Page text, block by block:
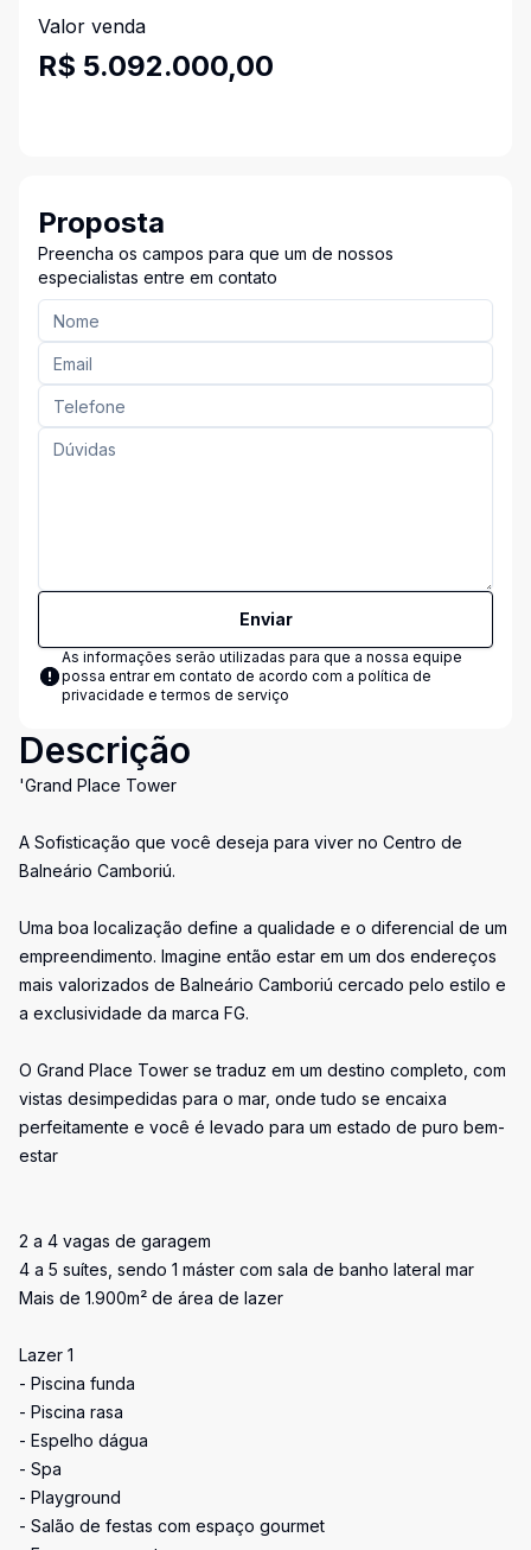
Valor venda
R$ 5.092.000,00
Proposta
Preencha os campos para que um de nossos
especialistas entre em contato
Enviar
As informações serão utilizadas para que a nossa equipe
possa entrar em contato de acordo com a política de
privacidade e termos de serviço
Descrição
'Grand Place Tower
A Sofisticação que você deseja para viver no Centro de
Balneário Camboriú.
Uma boa localização define a qualidade e o diferencial de um
empreendimento. Imagine então estar em um dos endereços
mais valorizados de Balneário Camboriú cercado pelo estilo e
a exclusividade da marca FG.
O Grand Place Tower se traduz em um destino completo, com
vistas desimpedidas para o mar, onde tudo se encaixa
perfeitamente e você é levado para um estado de puro bem-
estar
2 a 4 vagas de garagem
4 a 5 suítes, sendo 1 máster com sala de banho lateral mar
Mais de 1.900m² de área de lazer
Lazer 1
- Piscina funda
- Piscina rasa
- Espelho dágua
- Spa
- Playground
- Salão de festas com espaço gourmet